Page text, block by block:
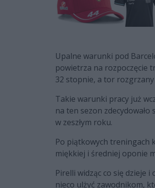
Upalne warunki pod
powietrza na rozpoczęcie
32 stopnie, a tor rozgrzany
Takie warunki pracy już
na ten sezon
w zeszłym roku.
Po piątkowych treningach
miękkiej i średniej oponie
Pirelli widząc co się dzieje
nieco ulżyć zawodnikom,